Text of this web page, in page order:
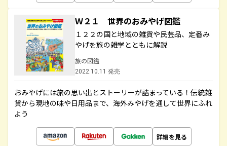
Ｗ２１ 世界のおみやげ図鑑
１２２の国と地域の雑貨や民芸品、定番み
やげを旅の雑学とともに解説
旅の図鑑
2022.10.11 発売
おみやげには旅の思い出とストーリーが詰まっている！伝統雑
貨から現地の味や日用品まで、海外みやげを通して世界にふれ
よう
詳細を見る